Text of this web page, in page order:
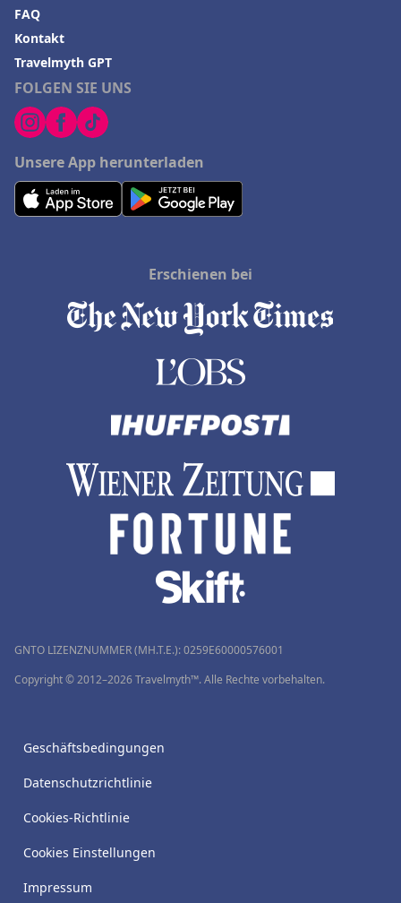
FOLGEN SIE UNS
Unsere App herunterladen
FAQ
Kontakt
Travelmyth GPT
Erschienen bei
GNTO LIZENZNUMMER (MH.T.E.): 0259Ε60000576001
Copyright © 2012–2026 Travelmyth™. Alle Rechte vorbehalten.
Geschäftsbedingungen
Datenschutzrichtlinie
Cookies-Richtlinie
Cookies Einstellungen
Impressum